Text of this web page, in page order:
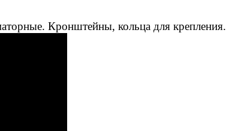
Кронштейны, кольца для крепления.